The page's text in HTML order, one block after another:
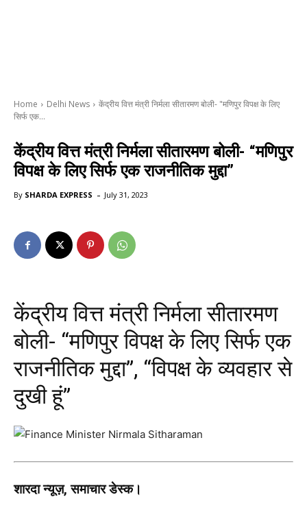
Home Delhi News
केंद्रीय वित्त मंत्री निर्मला सीतारमण बोली- "मणिपुर विपक्ष के लिए
सिर्फ एक...
केंद्रीय वित्त मंत्री निर्मला सीतारमण बोली- “मणिपुर
विपक्ष के लिए सिर्फ एक राजनीतिक मुद्दा”
By SHARDA EXPRESS - July 31, 2023
केंद्रीय वित्त मंत्री निर्मला सीतारमण
बोली- “मणिपुर विपक्ष के लिए सिर्फ एक
राजनीतिक मुद्दा”, “विपक्ष के व्यवहार से
दुखी हूं”
शारदा न्यूज़, समाचार डेस्क।